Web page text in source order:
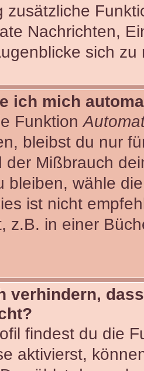
zusätzliche
Nachrichten,
sich
ich mich
Funktion
bleibst du nur
der Mißbrauch
bleiben, wähle
ist nicht
z.B. in einer
verhindern,
findest du die
aktivierst,